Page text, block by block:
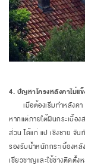
4. ปัญหาโครงหลังคาไม่แ
เมื่อต้องเริ่มทำหลังคา
หากแต่ภายใต้ผืนกระเบื้อ
ส่วน ได้แก่ แป เชิงชาย จัน
รองรับน้ำหนักกระเบื้องห
เชี่ยวชาญและใช้ช่างติดตั้ง